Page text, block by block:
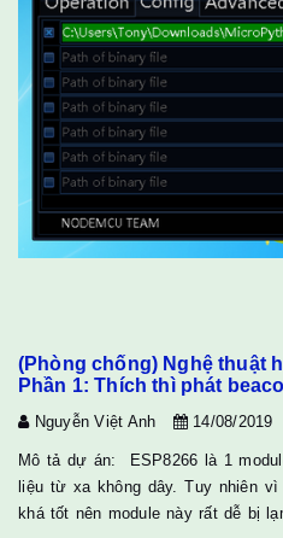
(Phòng chống) Nghệ thuật
Phần 1: Thích thì phát
Nguyễn Việt Anh 14/08/2019
Mô tả dự án: ESP8266 là 1
liệu từ xa không dây. Tuy nhiên
khá tốt nên module này rất dễ bị